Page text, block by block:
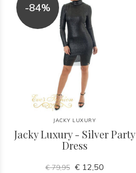
-84%
JACKY LUXURY
Jacky Luxury - Silver Party
Dress
€ 79,95 € 12,50